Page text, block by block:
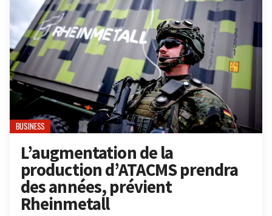
BUSINESS
L’augmentation de la
production d’ATACMS prendra
des années, prévient
Rheinmetall